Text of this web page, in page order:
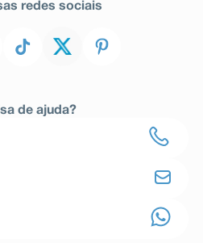
redes sociais
de ajuda?